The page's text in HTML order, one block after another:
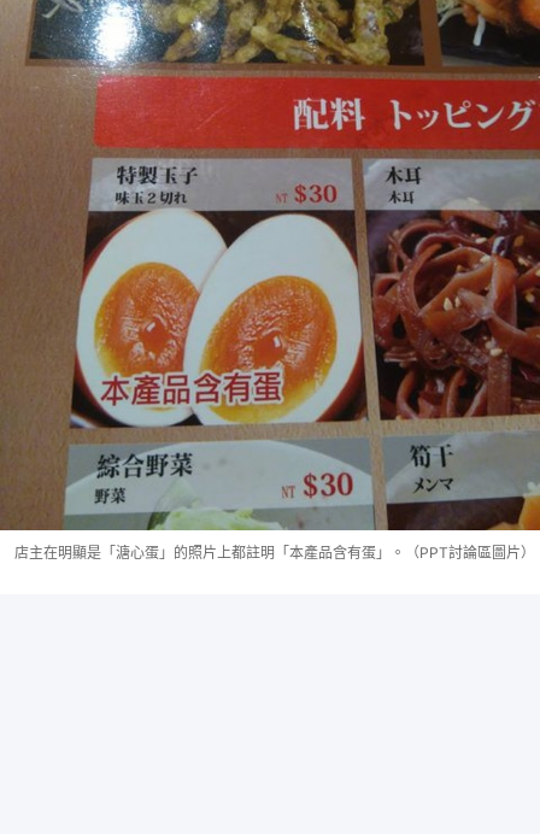
店主在明顯是「溏心蛋」的照片上都註明「本產品含有蛋」。（PPT討論區圖片）